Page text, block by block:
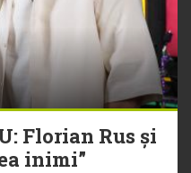
Florian Rus și
inimi”